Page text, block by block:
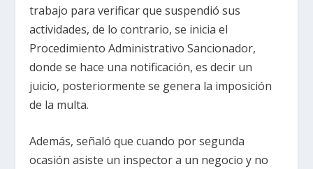
trabajo para verificar que suspendió sus
actividades, de lo contrario, se inicia el
Procedimiento Administrativo Sancionador,
donde se hace una notificación, es decir un
juicio, posteriormente se genera la imposición
de la multa.
Además, señaló que cuando por segunda
ocasión asiste un inspector a un negocio y no